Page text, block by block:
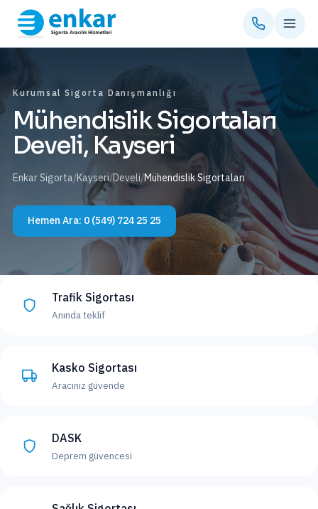
Kurumsal Sigorta Danışmanlığı
Mühendislik Sigortaları
Develi, Kayseri
Enkar Sigorta/Kayseri/Develi/Mühendislik Sigortaları
Hemen Ara: 0 (549) 724 25 25
Trafik Sigortası
Anında teklif
Kasko Sigortası
Aracınız güvende
DASK
Deprem güvencesi